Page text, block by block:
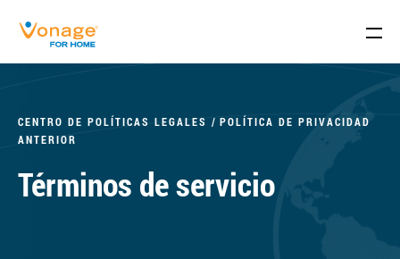
CENTRO DE POLÍTICAS LEGALES
POLÍTICA DE PRIVACIDAD
ANTERIOR
Términos de servicio